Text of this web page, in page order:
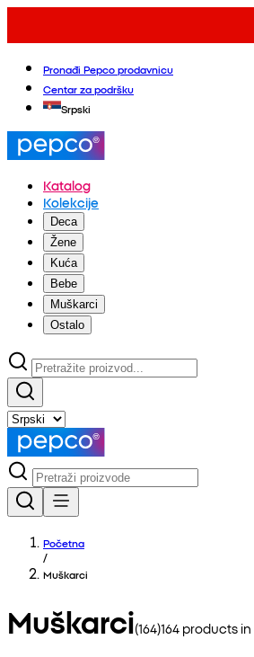
Pronađi Pepco prodavnicu
Centar za podršku
Srpski
Katalog
Kolekcije
Deca
Žene
Kuća
Bebe
Muškarci
Ostalo
Početna
/
Muškarci
Muškarci(164)164products in